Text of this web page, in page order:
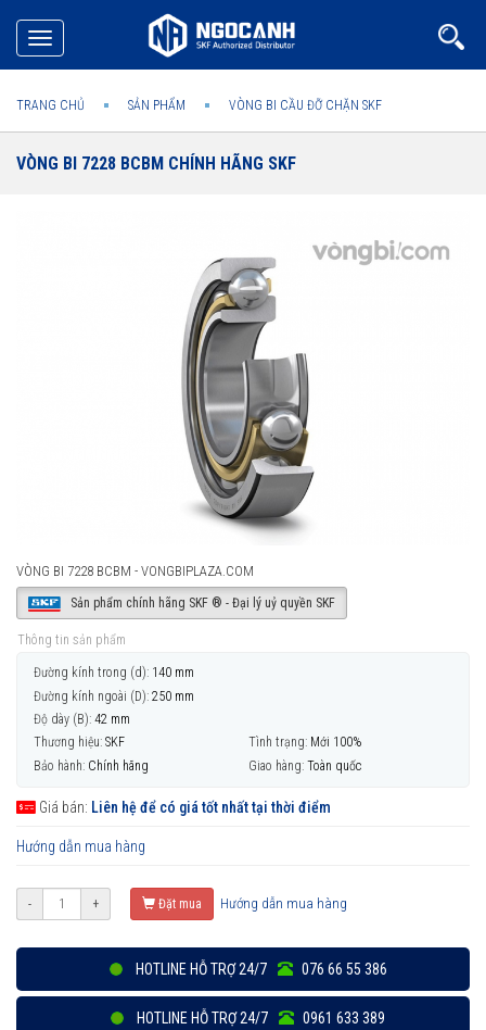
Toggle
navigation
TRANG CHỦ SẢN PHẨM VÒNG BI CẦU ĐỠ CHẶN SKF
VÒNG BI 7228 BCBM CHÍNH HÃNG SKF
VÒNG BI 7228 BCBM - VONGBIPLAZA.COM
Sản phẩm chính hãng SKF ® - Đại lý uỷ quyền SKF
Thông tin sản phẩm
Đường kính trong (d): 140 mm
Đường kính ngoài (D): 250 mm
Độ dày (B): 42 mm
Thương hiệu: SKF Tình trạng: Mới 100%
Bảo hành: Chính hãng Giao hàng: Toàn quốc
Giá bán: Liên hệ để có giá tốt nhất tại thời điểm
Hướng dẫn mua hàng
- + Đặt mua Hướng dẫn mua hàng
HOTLINE HỖ TRỢ 24/7 076 66 55 386
HOTLINE HỖ TRỢ 24/7 0961 633 389